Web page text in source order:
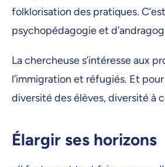
folklorisation des pratiques.
psychopédagogie et
La chercheuse s’intéresse aux
l’immigration et réfugiés. Et
diversité des élèves, diversité à
Élargir ses horizons